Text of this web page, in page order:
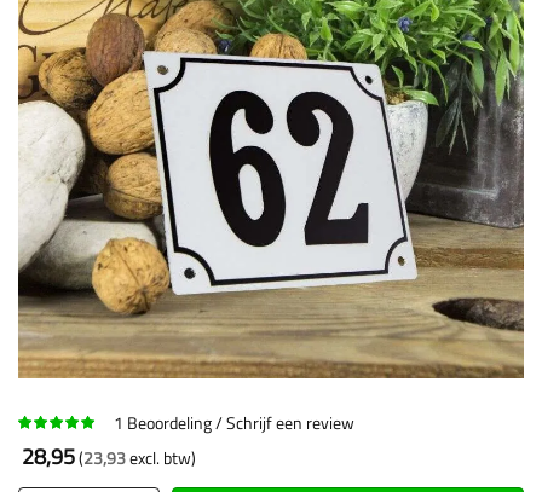
1 Beoordeling Schrijf een review
28,95 23,93